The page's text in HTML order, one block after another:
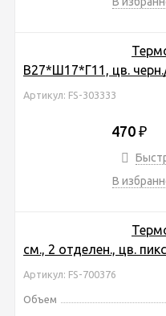
В27*Ш17*Г11, цв.
Артикул: FS-303333
470 ₽
В
см., 2 отделен., цв.
Артикул: FS-700376
Объем